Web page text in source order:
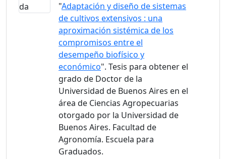
"Adaptación y diseño de sistemas
de cultivos extensivos : una
aproximación sistémica de los
compromisos entre el
desempeño biofísico y
económico". Tesis para obtener el
grado de Doctor de la
Universidad de Buenos Aires en el
área de Ciencias Agropecuarias
otorgado por la Universidad de
Buenos Aires. Facultad de
Agronomía. Escuela para
Graduados.